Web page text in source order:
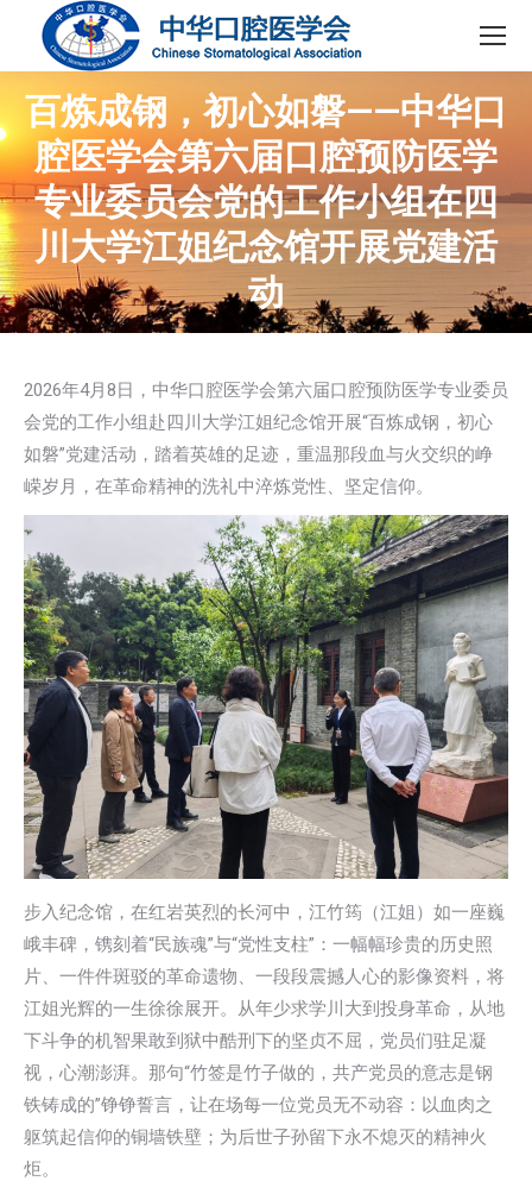
百炼成钢，初心如磐——中华口
腔医学会第六届口腔预防医学
专业委员会党的工作小组在四
川大学江姐纪念馆开展党建活
动
2026年4月8日，中华口腔医学会第六届口腔预防医学专业委员
会党的工作小组赴四川大学江姐纪念馆开展“百炼成钢，初心
如磐”党建活动，踏着英雄的足迹，重温那段血与火交织的峥
嵘岁月，在革命精神的洗礼中淬炼党性、坚定信仰。
步入纪念馆，在红岩英烈的长河中，江竹筠（江姐）如一座巍
峨丰碑，镌刻着“民族魂”与“党性支柱”：一幅幅珍贵的历史照
片、一件件斑驳的革命遗物、一段段震撼人心的影像资料，将
江姐光辉的一生徐徐展开。从年少求学川大到投身革命，从地
下斗争的机智果敢到狱中酷刑下的坚贞不屈，党员们驻足凝
视，心潮澎湃。那句“竹签是竹子做的，共产党员的意志是钢
铁铸成的”铮铮誓言，让在场每一位党员无不动容：以血肉之
躯筑起信仰的铜墙铁壁；为后世子孙留下永不熄灭的精神火
炬。